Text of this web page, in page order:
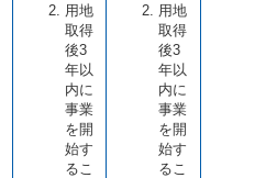
用地
取得
後3
年以
内に
事業
を開
始す
るこ
用地
取得
後3
年以
内に
事業
を開
始す
るこ